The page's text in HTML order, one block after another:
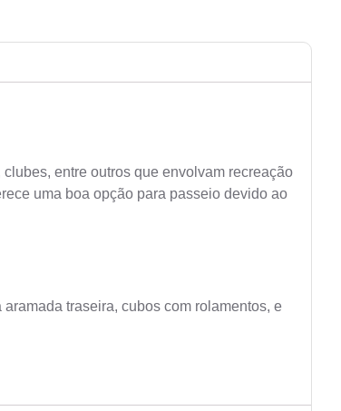
entre outros que envolvam recreação
uma boa opção para passeio devido ao
traseira, cubos com rolamentos, e